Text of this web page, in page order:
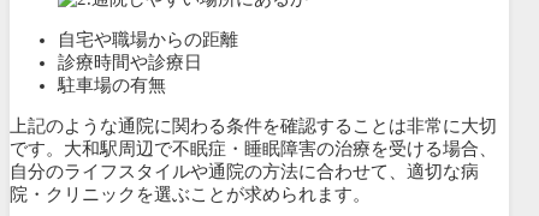
自宅や職場からの距離
診療時間や診療日
駐車場の有無
上記のような通院に関わる条件を確認することは非常に大切
です。大和駅周辺で不眠症・睡眠障害の治療を受ける場合、
自分のライフスタイルや通院の方法に合わせて、適切な病
院・クリニックを選ぶことが求められます。